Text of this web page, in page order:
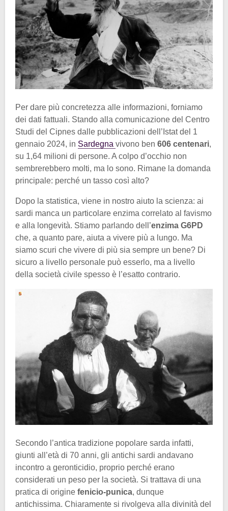
Per dare più concretezza alle informazioni, forniamo
dei dati fattuali. Stando alla comunicazione del Centro
Studi del Cipnes dalle pubblicazioni dell’Istat del 1
gennaio 2024, in Sardegna vivono ben 606 centenari,
su 1,64 milioni di persone. A colpo d’occhio non
sembrerebbero molti, ma lo sono. Rimane la domanda
principale: perché un tasso così alto?
Dopo la statistica, viene in nostro aiuto la scienza: ai
sardi manca un particolare enzima correlato al favismo
e alla longevità. Stiamo parlando dell’enzima G6PD
che, a quanto pare, aiuta a vivere più a lungo. Ma
siamo scuri che vivere di più sia sempre un bene? Di
sicuro a livello personale può esserlo, ma a livello
della società civile spesso è l’esatto contrario.
Secondo l’antica tradizione popolare sarda infatti,
giunti all’età di 70 anni, gli antichi sardi andavano
incontro a geronticidio, proprio perché erano
considerati un peso per la società. Si trattava di una
pratica di origine fenicio-punica, dunque
antichissima. Chiaramente si rivolgeva alla divinità del